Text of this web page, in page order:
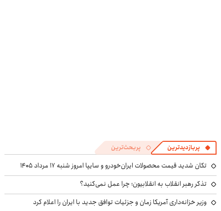
پربازدیدترین پربحث‌ترین
تکان شدید قیمت محصولات ایران‌خودرو و سایپا امروز شنبه ۱۷ مرداد ۱۴۰۵
تذکر رهبر انقلاب به انقلابیون؛ چرا عمل نمی‌کنید؟
وزیر خزانه‌داری آمریکا زمان و جزئیات توافق جدید با ایران را اعلام کرد